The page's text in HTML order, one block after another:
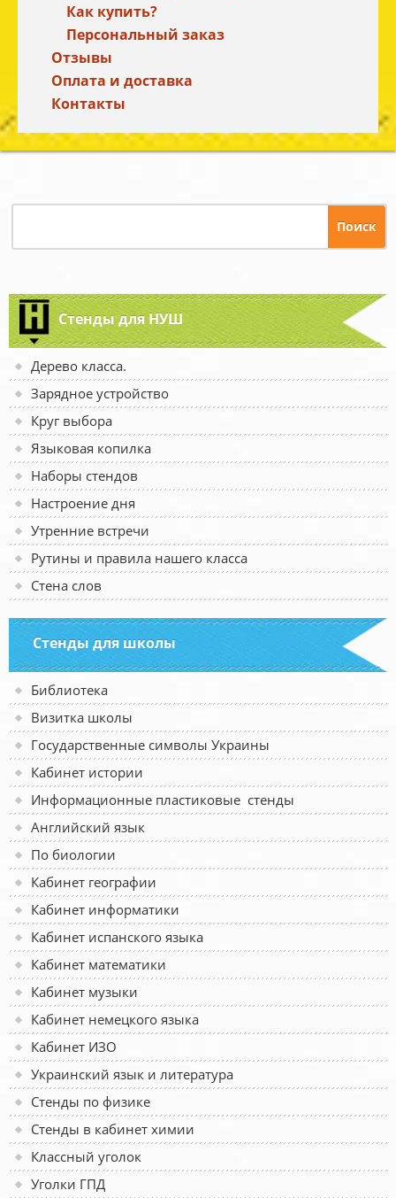
Как купить?
Персональный заказ
Отзывы
Оплата и доставка
Контакты
Стенды для НУШ
Дерево класса.
Зарядное устройство
Круг выбора
Языковая копилка
Наборы стендов
Настроение дня
Утренние встречи
Рутины и правила нашего класса
Стена слов
Стенды для школы
Библиотека
Визитка школы
Государственные символы Украины
Кабинет истории
Информационные пластиковые стенды
Английский язык
По биологии
Кабинет географии
Кабинет информатики
Кабинет испанского языка
Кабинет математики
Кабинет музыки
Кабинет немецкого языка
Кабинет ИЗО
Украинский язык и литература
Стенды по физике
Стенды в кабинет химии
Классный уголок
Уголки ГПД